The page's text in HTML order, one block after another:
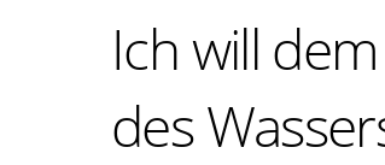
Ich will
des